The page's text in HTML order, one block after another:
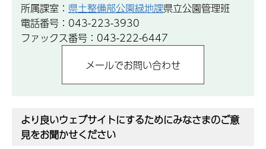
所属課室： 県土整備部公園緑地課県立公園管理班
電話番号：043-223-3930
ファックス番号：043-222-6447
より良いウェブサイトにするためにみなさまのご意
見をお聞かせください